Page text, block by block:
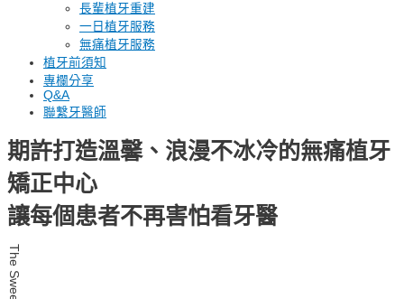
長輩植牙重建
一日植牙服務
無痛植牙服務
植牙前須知
專欄分享
Q&A
聯繫牙醫師
期許打造溫馨、浪漫不冰冷的無痛植牙
矯正中⼼
讓每個患者不再害怕看牙醫